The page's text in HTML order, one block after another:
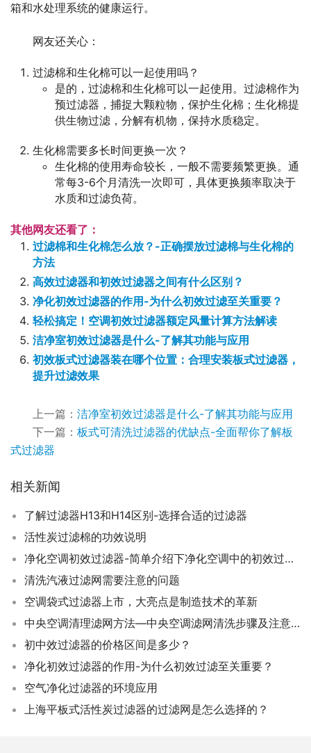
箱和水处理系统的健康运行。
网友还关心：
过滤棉和生化棉可以一起使用吗？
是的，过滤棉和生化棉可以一起使用。过滤棉作为
预过滤器，捕捉大颗粒物，保护生化棉；生化棉提
供生物过滤，分解有机物，保持水质稳定。
生化棉需要多长时间更换一次？
生化棉的使用寿命较长，一般不需要频繁更换。通
常每3-6个月清洗一次即可，具体更换频率取决于
水质和过滤负荷。
其他网友还看了：
过滤棉和生化棉怎么放？-正确摆放过滤棉与生化棉的
方法
高效过滤器和初效过滤器之间有什么区别？
净化初效过滤器的作用-为什么初效过滤至关重要？
轻松搞定！空调初效过滤器额定风量计算方法解读
洁净室初效过滤器是什么-了解其功能与应用
初效板式过滤器装在哪个位置：合理安装板式过滤器，
提升过滤效果
上一篇： 洁净室初效过滤器是什么-了解其功能与应用
下一篇： 板式可清洗过滤器的优缺点-全面帮你了解板
式过滤器
相关新闻
了解过滤器H13和H14区别-选择合适的过滤器
活性炭过滤棉的功效说明
净化空调初效过滤器-简单介绍下净化空调中的初效过滤器是什么
清洗汽液过滤网需要注意的问题
空调袋式过滤器上市，大亮点是制造技术的革新
中央空调清理滤网方法—中央空调滤网清洗步骤及注意事项
初中效过滤器的价格区间是多少？
净化初效过滤器的作用-为什么初效过滤至关重要？
空气净化过滤器的环境应用
上海平板式活性炭过滤器的过滤网是怎么选择的？